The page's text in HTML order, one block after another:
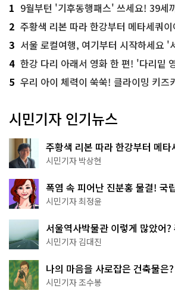
1 9월부턴 '기후동행패스' 쓰세요! 39세
2 주황색 리본 따라 한강부터 메타세쿼이아 숲길
3 서울 로컬여행, 여기부터 시작하세요 '
4 한강 다리 아래서 영화 한 편! '다리밑
5 우리 아이 체력이 쑥쑥! 클라이밍 키즈
시민기자 인기뉴스
주황색 리본 따라 한강부터 메
서울둘레길 15코스
시민기자 박상현
폭염 속 피어난 진분홍 물결! 국
무 명소
시민기자 최정윤
서울역사박물관 이렇게 많았어
나는 역사 산책
시민기자 김대진
나의 마음을 사로잡은 건축물은
상작 공개!
시민기자 조수봉